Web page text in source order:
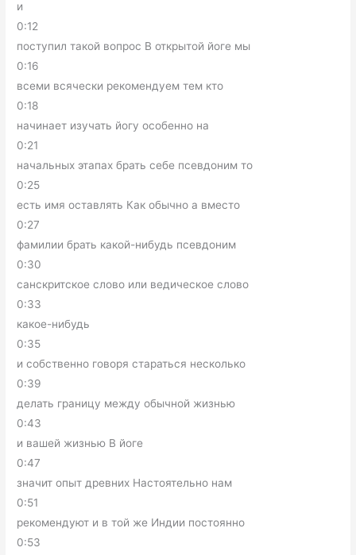
и
0:12
поступил такой вопрос В открытой йоге мы
0:16
всеми всячески рекомендуем тем кто
0:18
начинает изучать йогу особенно на
0:21
начальных этапах брать себе псевдоним то
0:25
есть имя оставлять Как обычно а вместо
0:27
фамилии брать какой-нибудь псевдоним
0:30
санскритское слово или ведическое слово
0:33
какое-нибудь
0:35
и собственно говоря стараться несколько
0:39
делать границу между обычной жизнью
0:43
и вашей жизнью В йоге
0:47
значит опыт древних Настоятельно нам
0:51
рекомендуют и в той же Индии постоянно
0:53